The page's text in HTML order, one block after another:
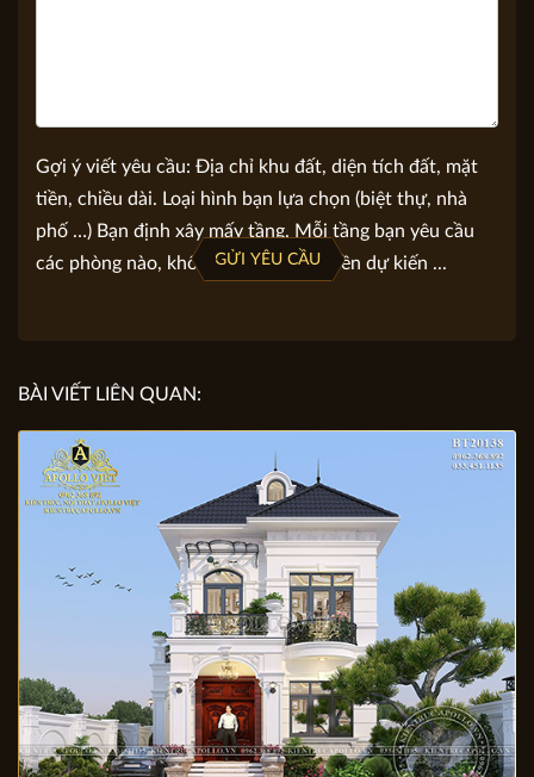
Gợi ý viết yêu cầu: Địa chỉ khu đất, diện tích đất, mặt
BÀI VIẾT LIÊN QUAN: